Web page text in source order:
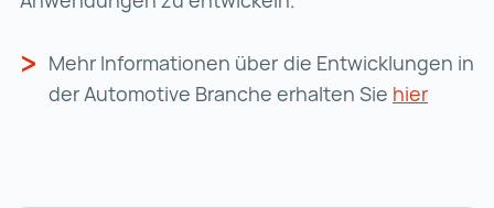
Mehr Informationen über die Entwicklungen in
der Automotive Branche erhalten Sie hier